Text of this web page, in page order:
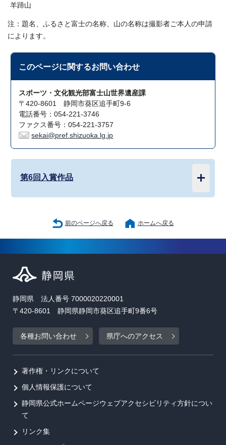
羊蹄山
注：題名、ふるさと富士の名称、山の名称は撮影者ご本人の申請
によります。
このページに関するお問い合わせ
スポーツ・文化観光部富士山世界遺産課
〒420-8601 静岡市葵区追手町9-6
電話番号：054-221-3746
ファクス番号：054-221-3757
sekai@pref.shizuoka.lg.jp
第6回入賞作品
前のページへ戻る ホームへ戻る
静岡県 法人番号 7000020220001
〒420-8601 静岡県静岡市葵区追手町9番6号
各種お問い合わせ 県庁へのアクセス
著作権・リンクについて
個人情報保護について
静岡県公式ホームページウェブアクセシビリティ方針につい
て
リンク集